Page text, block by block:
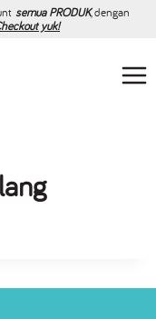
semua PRODUK, dengan
yuk!